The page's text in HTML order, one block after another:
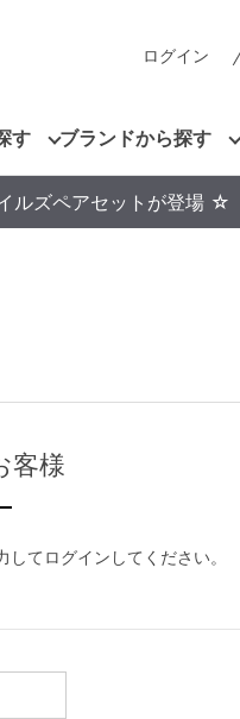
ログイン
す ブランドから探す
ルズペアセットが登場 ☆
客様
てログインしてください。